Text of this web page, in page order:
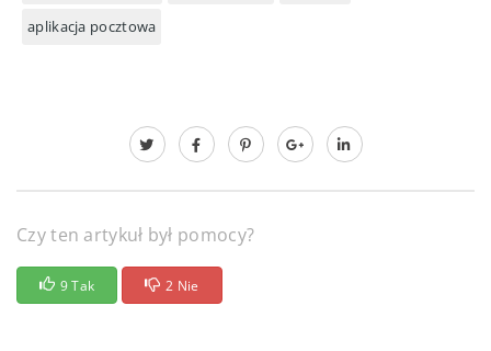
aplikacja pocztowa
Czy ten artykuł był pomocy?
9 Tak 2 Nie